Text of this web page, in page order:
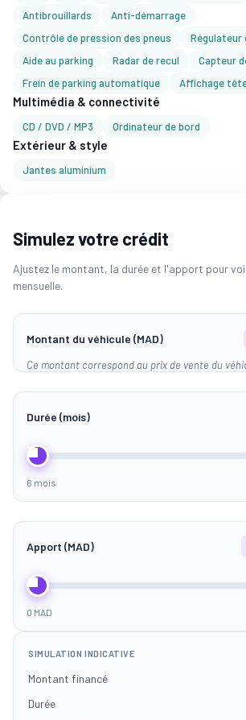
Antibrouillards
Anti-démarrage
Contrôle de pression des pneus
Régulateur
Aide au parking
Radar de recul
Capteur
Frein de parking automatique
Affichage
Multimédia & connectivité
CD / DVD / MP3 Ordinateur de bord
Extérieur & style
Jantes aluminium
Simulez votre crédit
Ajustez le montant, la durée et l'apport pour
mensuelle.
Montant du véhicule (MAD)
Ce montant correspond au prix de vente du
Durée (mois)
6 mois
Apport (MAD)
0 MAD
SIMULATION INDICATIVE
Montant financé
Durée